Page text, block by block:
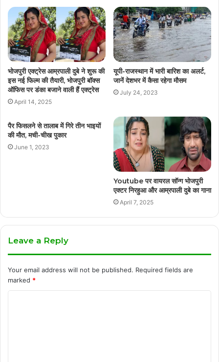
भोजपुरी एक्ट्रेस आम्रपाली दुबे ने शुरू की
इस नई फिल्म की तैयारी, भोजपुरी बॉक्स
ऑफिस पर डंका बजाने वाली हैं एक्ट्रेस
April 14, 2025
यूपी-राजस्थान में भारी बारिश का अलर्ट,
जानें देशभर में कैसा रहेगा मौसम
July 24, 2023
पैर फिसलने से तालाब में गिरे तीन भाइयों
की मौत, मची-चीख पुकार
June 1, 2023
Youtube पर वायरल सॉन्ग भोजपुरी
एक्टर निरहुआ और आम्रपाली दुबे का गाना
April 7, 2025
Leave a Reply
Your email address will not be published. Required fields are
marked *